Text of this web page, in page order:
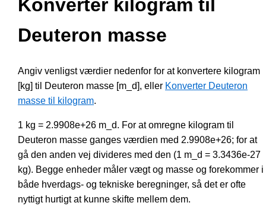
Konverter kilogram til
Deuteron masse
Angiv venligst værdier nedenfor for at konvertere kilogram
[kg] til Deuteron masse [m_d], eller Konverter Deuteron
masse til kilogram.
1 kg = 2.9908e+26 m_d. For at omregne kilogram til
Deuteron masse ganges værdien med 2.9908e+26; for at
gå den anden vej divideres med den (1 m_d = 3.3436e-27
kg). Begge enheder måler vægt og masse og forekommer i
både hverdags- og tekniske beregninger, så det er ofte
nyttigt hurtigt at kunne skifte mellem dem.